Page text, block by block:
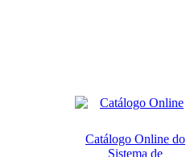
Catálogo Online do
Sistema de